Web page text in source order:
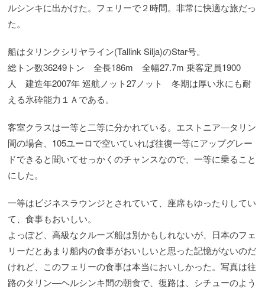
ルシンキに出かけた。フェリーで２時間。非常に快適な旅だっ
た。
船はタリンクシリヤライン(Tallink Silja)のStar号。
総トン数36249トン 全長186m 全幅27.7m 乗客定員1900
人 建造年2007年 巡航ノット27ノット 冬期は厚い氷にも耐
える氷砕能力１Ａである。
客室クラスは一等と二等に分かれている。エストニア―タリン
間の場合、105ユーロで空いていれば往復一等にアップグレー
ドできると聞いてせっかくのチャンスなので、一等に乗ること
にした。
一等はビジネスラウンジとされていて、座席もゆったりしてい
て、食事もおいしい。
よっぽど、高級なクルーズ船は別かもしれないが、日本のフェ
リーだとあまり船内の食事がおいしいと思った記憶がないのだ
けれど、このフェリーの食事は本当においしかった。写真は往
路のタリン―ヘルシンキ間の朝食で、復路は、シチューのよう